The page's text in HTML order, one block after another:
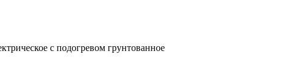
с подогревом грунтованное